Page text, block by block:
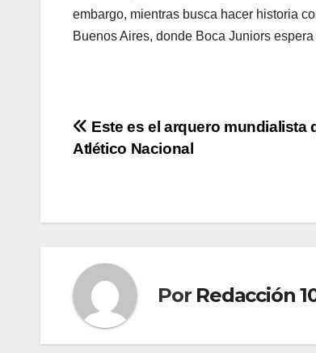
embargo, mientras busca hacer historia
Buenos Aires, donde Boca Juniors
Este es el arquero mundialista
Atlético Nacional
Por Redacción